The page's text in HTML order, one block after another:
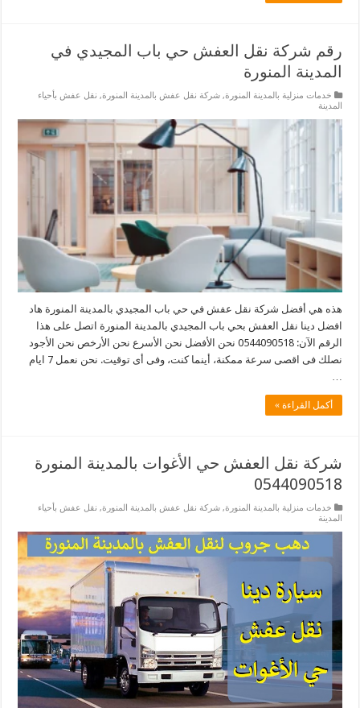
رقم شركة نقل العفش حي باب المجيدي في
المدينة المنورة
خدمات منزلية بالمدينة المنورة,شركة نقل عفش بالمدينة المنورة, نقل عفش بأحياء
المدينة
هذه هي أفضل شركة نقل عفش في حي باب المجيدي بالمدينة المنورة هاد
افضل دينا نقل العفش بحي باب المجيدي بالمدينة المنورة اتصل على هذا
الرقم الآن: 0544090518 نحن الأفضل نحن الأسرع نحن الأرخص نحن الأجود
نصلك فى اقصى سرعة ممكنة، أينما كنت، وفى أى توقيت. نحن نعمل 7 ايام
أكمل القراءة »
شركة نقل العفش حي الأغوات بالمدينة المنورة
0544090518
خدمات منزلية بالمدينة المنورة,شركة نقل عفش بالمدينة المنورة, نقل عفش بأحياء
المدينة